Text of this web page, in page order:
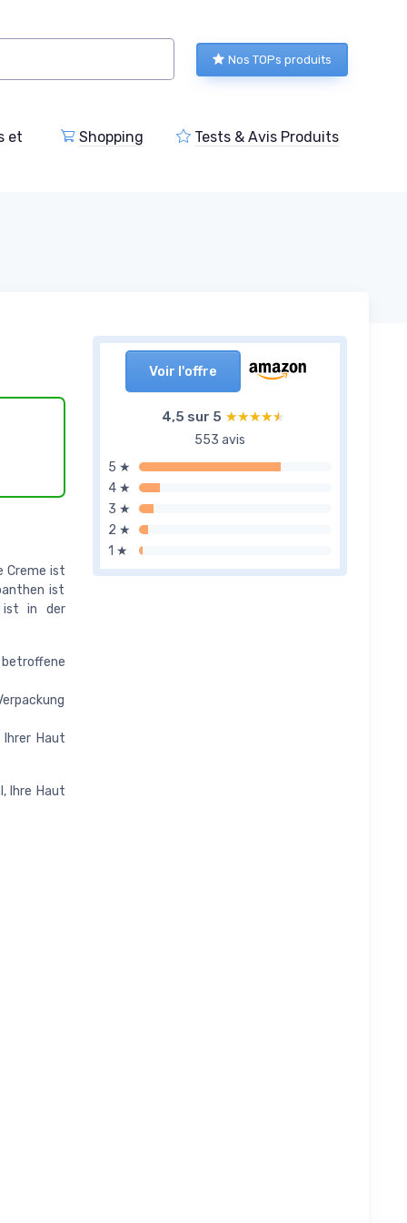
Nos TOPs produits
et Shopping Tests & Avis Produits
Voir l'offre
4,5 sur 5 ★★★★★
★★★★★
553 avis
5 ★
4 ★
3 ★
2 ★
1 ★
Creme ist
ist
ist in der
Haut
Ihre Haut